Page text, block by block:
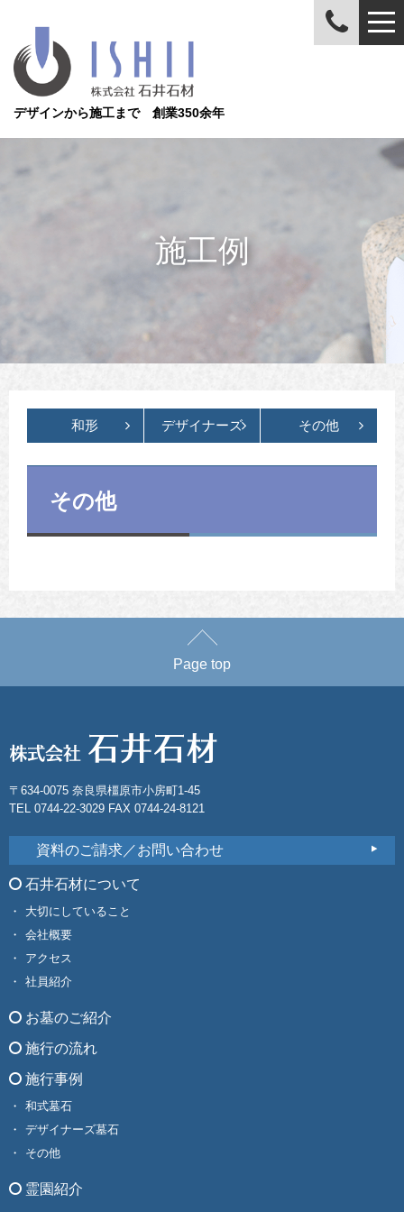
デザインから施工まで 創業350余年
施工例
和形 デザイナーズ その他
その他
Page top
〒634-0075 奈良県橿原市小房町1-45
TEL 0744-22-3029 FAX 0744-24-8121
資料のご請求／お問い合わせ
石井石材について
大切にしていること
会社概要
アクセス
社員紹介
お墓のご紹介
施行の流れ
施行事例
和式墓石
デザイナーズ墓石
その他
霊園紹介